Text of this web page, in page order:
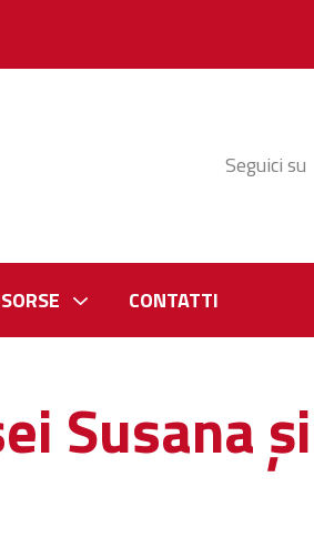
Seguici su
CONTATTI
Susana